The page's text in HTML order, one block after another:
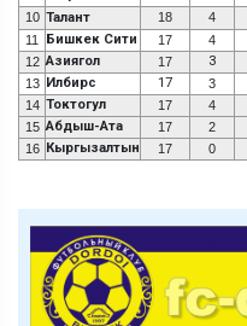
10 Талант 18 4
11
Бишкек Сити 17 4
12 Азиягол 17 3
13 Илбирс 17 3
14 Токтогул 17 4
15 Абдыш-Ата 17 2
16 Кыргызалтын 17 0